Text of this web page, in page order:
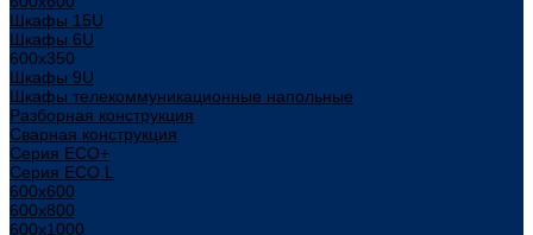
Шкафы 15U
Шкафы 6U
600x350
Шкафы 9U
Шкафы телекоммуникационные напольные
Разборная конструкция
Сварная конструкция
Серия ECO+
Серия ECO L
600x600
600x800
600х1000